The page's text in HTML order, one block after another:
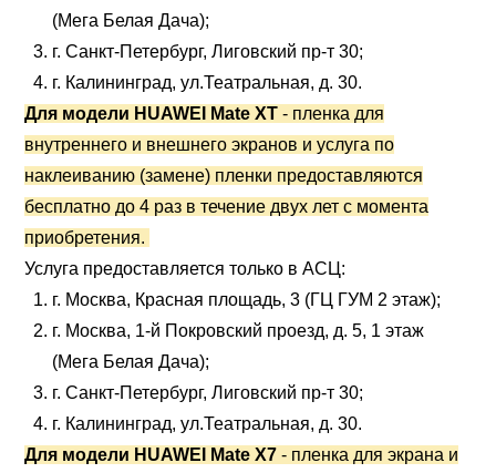
(Мега Белая Дача);
г. Санкт-Петербург, Лиговский пр-т 30;
г. Калининград, ул.Театральная, д. 30.
Для модели HUAWEI Mate XT - пленка для
внутреннего и внешнего экранов и услуга по
наклеиванию (замене) пленки предоставляются
бесплатно до 4 раз в течение двух лет с момента
приобретения.
Услуга предоставляется только в АСЦ:
г. Москва, Красная площадь, 3 (ГЦ ГУМ 2 этаж);
г. Москва, 1-й Покровский проезд, д. 5, 1 этаж
(Мега Белая Дача);
г. Санкт-Петербург, Лиговский пр-т 30;
г. Калининград, ул.Театральная, д. 30.
Для модели HUAWEI Mate X7- пленка для экрана и